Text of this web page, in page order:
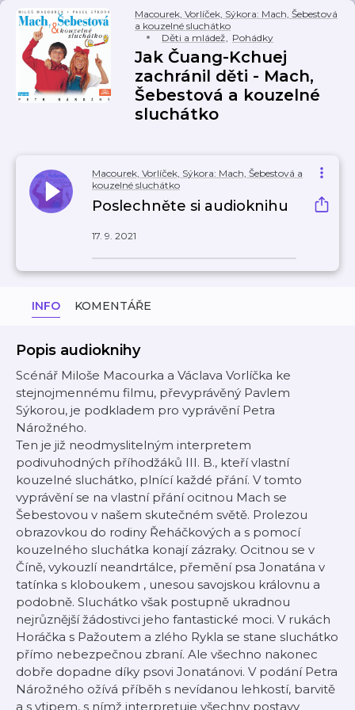
Macourek, Vorlíček, Sýkora: Mach, Šebestová
a kouzelné sluchátko
Děti a mládež, Pohádky
Jak Čuang-Kchuej
zachránil děti - Mach,
Šebestová a kouzelné
sluchátko
Macourek, Vorlíček, Sýkora: Mach, Šebestová a
kouzelné sluchátko
Poslechněte si audioknihu
17. 9. 2021
INFO KOMENTÁŘE
Popis audioknihy
Scénář Miloše Macourka a Václava Vorlíčka ke
stejnojmennému filmu, převyprávěný Pavlem
Sýkorou, je podkladem pro vyprávění Petra
Nárožného.
Ten je již neodmyslitelným interpretem
podivuhodných příhodžáků III. B., kteří vlastní
kouzelné sluchátko, plnící každé přání. V tomto
vyprávění se na vlastní přání ocitnou Mach se
Šebestovou v našem skutečném světě. Prolezou
obrazovkou do rodiny Řeháčkových a s pomocí
kouzelného sluchátka konají zázraky. Ocitnou se v
Číně, vykouzlí neandrtálce, přemění psa Jonatána v
tatínka s kloboukem , unesou savojskou královnu a
podobně. Sluchátko však postupně ukradnou
nejrůznější žádostivci jeho fantastické moci. V rukách
Horáčka s Pažoutem a zlého Rykla se stane sluchátko
přímo nebezpečnou zbraní. Ale všechno nakonec
dobře dopadne díky psovi Jonatánovi. V podání Petra
Nárožného ožívá příběh s nevídanou lehkostí, barvitě
a s vtipem, s nímž interpretuje všechny postavy